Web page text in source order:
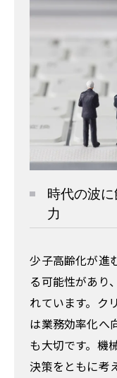
時代の波
力
少子高齢化が進
る可能性があり
れています。ク
は業務効率化へ
も大切です。機
決策をともに考